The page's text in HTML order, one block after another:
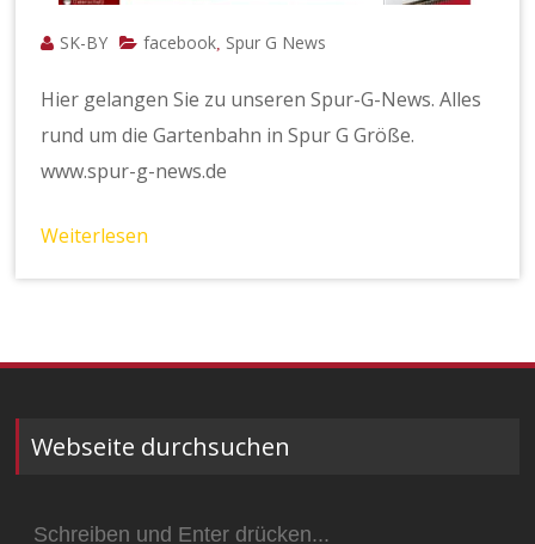
SK-BY facebook Spur G News
Hier gelangen Sie zu unseren Spur-G-News. Alles
rund um die Gartenbahn in Spur G Größe.
www.spur-g-news.de
Weiterlesen
Webseite durchsuchen